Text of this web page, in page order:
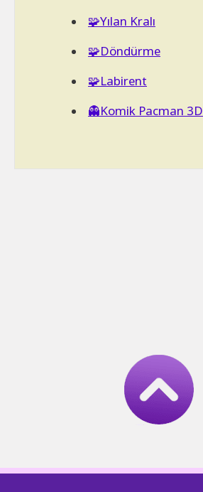
🧩Yılan Kralı
🧩Döndürme
🧩Labirent
👻Komik Pacman 3D